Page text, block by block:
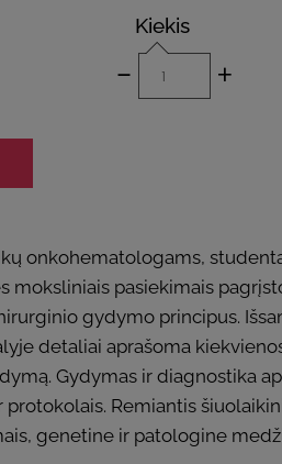
Kiekis
- +
onkohematologams,
moksliniais pasiekimais
gydymo principus.
detaliai aprašoma
Gydymas ir diagnostika
Remiantis
genetine ir patologine